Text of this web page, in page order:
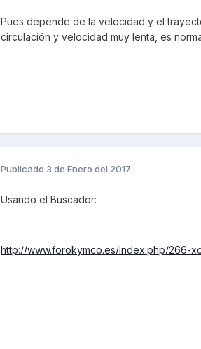
Pues depende de la velocidad y el
circulación y velocidad muy lenta, es
Publicado 3 de Enero del 2017
Usando el Buscador:
http://www.forokymco.es/index.php/266-